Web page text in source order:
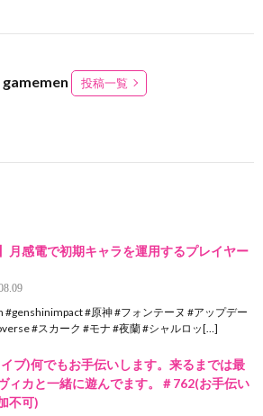
投稿一覧
月感電で初期キャラを運用するプレイヤー
#genshinimpact #原神 #フォンテーヌ #アップデー
#スカーク #モナ #夜蘭 #シャルロッ[…]
ブ)何でもお手伝いします。来るまでは最
ィカと一緒に遊んでます。＃762(お手伝い
不可)